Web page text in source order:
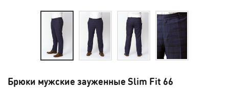
Брюки мужские зауженные Slim Fit 66